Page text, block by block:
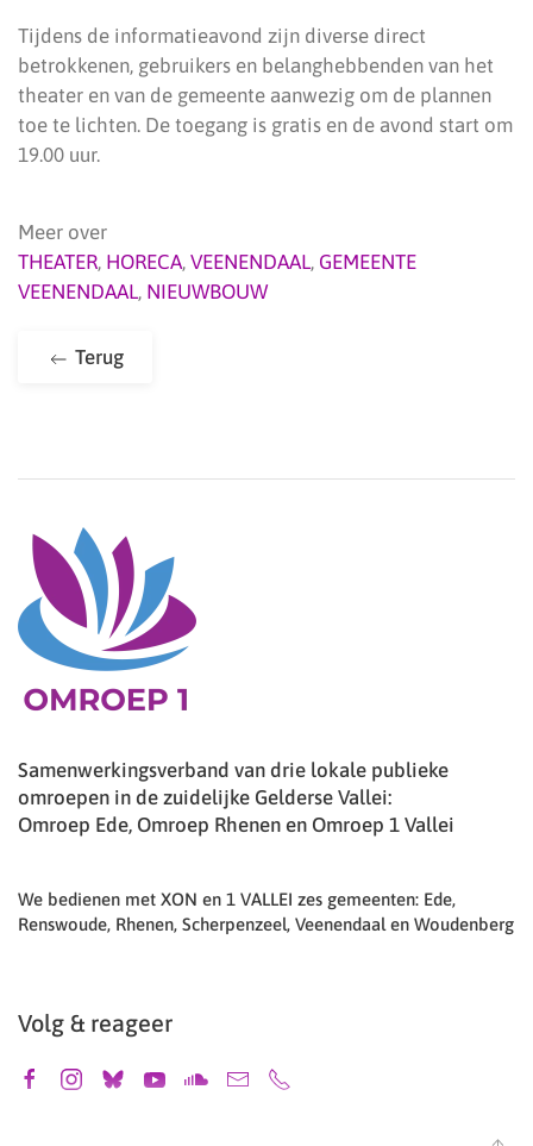
Tijdens de informatieavond zijn diverse direct
betrokkenen, gebruikers en belanghebbenden van het
theater en van de gemeente aanwezig om de plannen
toe te lichten. De toegang is gratis en de avond start om
19.00 uur.
Meer over
THEATER, HORECA, VEENENDAAL, GEMEENTE
VEENENDAAL, NIEUWBOUW
Terug
Samenwerkingsverband van drie lokale publieke
omroepen in de zuidelijke Gelderse Vallei:
Omroep Ede, Omroep Rhenen en Omroep 1 Vallei
We bedienen met XON en 1 VALLEI zes gemeenten: Ede,
Renswoude, Rhenen, Scherpenzeel, Veenendaal en Woudenberg
Volg & reageer